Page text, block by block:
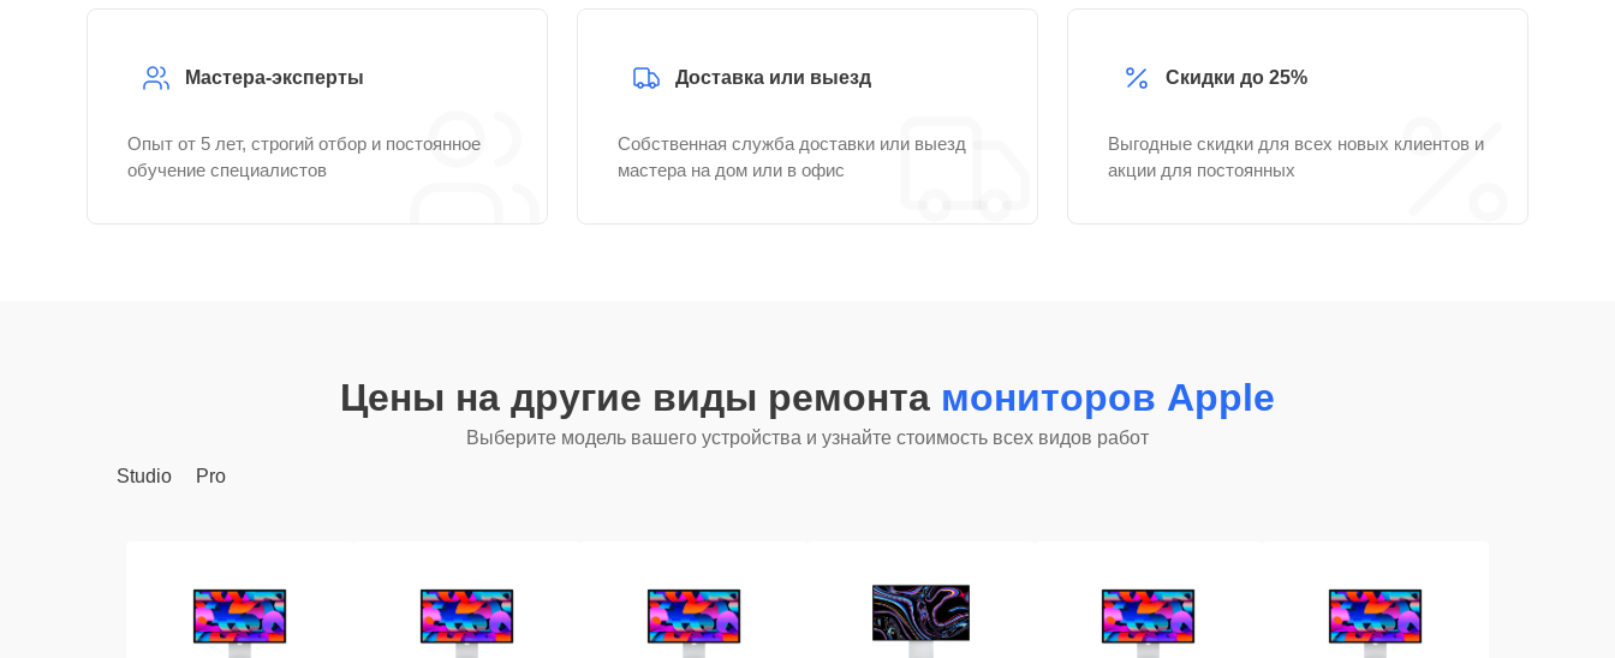
Мастера-эксперты
Опыт от 5 лет, строгий отбор и постоянное
обучение специалистов
Доставка или выезд
Собственная служба доставки или выезд
мастера на дом или в офис
Скидки до 25%
Выгодные скидки для всех новых клиентов и
акции для постоянных
Цены на другие виды ремонта мониторов Apple
Выберите модель вашего устройства и узнайте стоимость всех видов работ
Studio
Pro